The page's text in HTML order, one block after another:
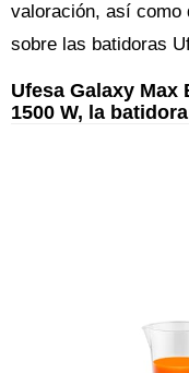
valoración, así como
sobre las batidoras
Ufesa Galaxy Max
1500 W, la